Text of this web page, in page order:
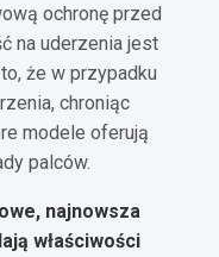
ochronę przed
na uderzenia jest
że w przypadku
chroniąc
modele oferują
palców.
najnowsza
właściwości